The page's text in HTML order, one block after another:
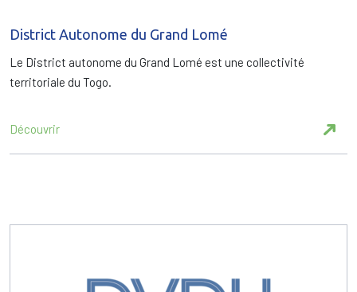
District Autonome du Grand Lomé
Le District autonome du Grand Lomé est une collectivité
territoriale du Togo.
Découvrir